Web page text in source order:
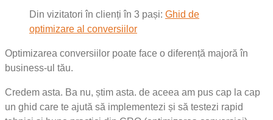
Din vizitatori în clienți în 3 pași: Ghid de
optimizare al conversiilor
Optimizarea conversiilor poate face o diferență majoră în
business-ul tău.
Credem asta. Ba nu, știm asta. de aceea am pus cap la cap
un ghid care te ajută să implementezi și să testezi rapid